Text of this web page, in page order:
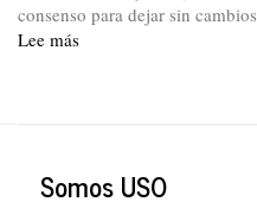
consenso para dejar sin
Lee más
avanzando
Somos USO